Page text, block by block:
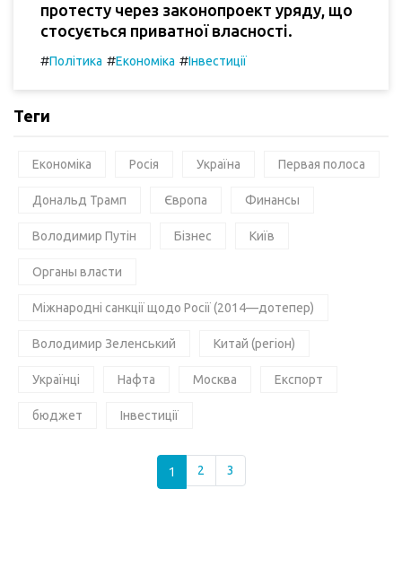
протесту через законопроект уряду, що
стосується приватної власності.
#Політика #Економіка #Інвестиції
Теги
Економіка Росія Україна Первая полоса
Дональд Трамп Європа Финансы
Володимир Путін Бізнес Київ
Органы власти
Міжнародні санкції щодо Росії (2014—дотепер)
Володимир Зеленський Китай (регіон)
Українці Нафта Москва Експорт
бюджет Інвестиції
1 2 3